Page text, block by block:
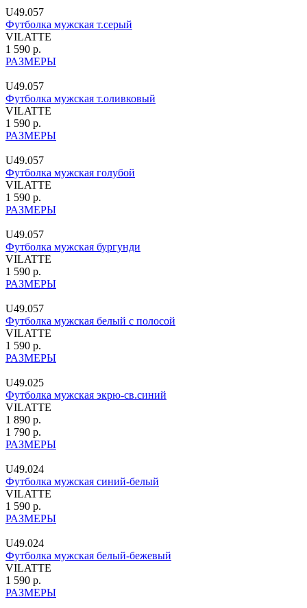
U49.057
Футболка мужская т.серый
VILATTE
1 590 р.
РАЗМЕРЫ
U49.057
Футболка мужская т.оливковый
VILATTE
1 590 р.
РАЗМЕРЫ
U49.057
Футболка мужская голубой
VILATTE
1 590 р.
РАЗМЕРЫ
U49.057
Футболка мужская бургунди
VILATTE
1 590 р.
РАЗМЕРЫ
U49.057
Футболка мужская белый с полосой
VILATTE
1 590 р.
РАЗМЕРЫ
U49.025
Футболка мужская экрю-св.синий
VILATTE
1 890 р.
1 790 р.
РАЗМЕРЫ
U49.024
Футболка мужская синий-белый
VILATTE
1 590 р.
РАЗМЕРЫ
U49.024
Футболка мужская белый-бежевый
VILATTE
1 590 р.
РАЗМЕРЫ